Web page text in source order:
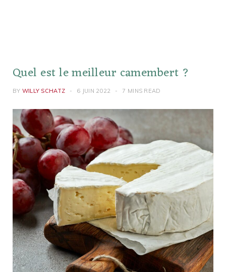
Quel est le meilleur camembert ?
BY WILLY SCHATZ 6 JUIN 2022 7 MINS READ